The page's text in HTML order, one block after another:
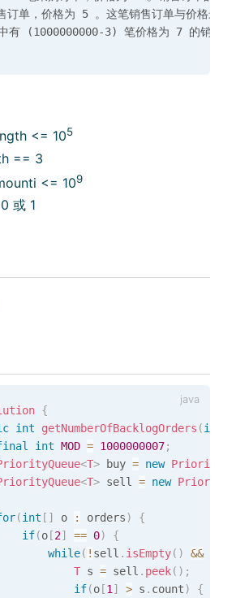
单，价格为 5 。这笔销售订单与价格最
<= 105
== 3
<= 109
或 1
{
int getNumberOfBacklogOrders (int
int MOD = 1000000007;
<T> buy = new
<T> sell = new
(int [ ] o : orders)
{
if(o [2] == 0)
{
while( ! sell . isEmpty( ) && sell
T s = sell . peek( ) ;
if(o [1 ] > s . count)
{